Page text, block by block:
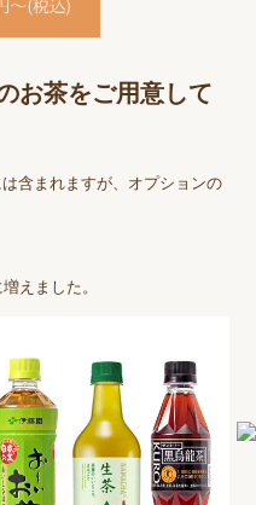
お茶をご用意して
含まれますが、オプションの
えました。